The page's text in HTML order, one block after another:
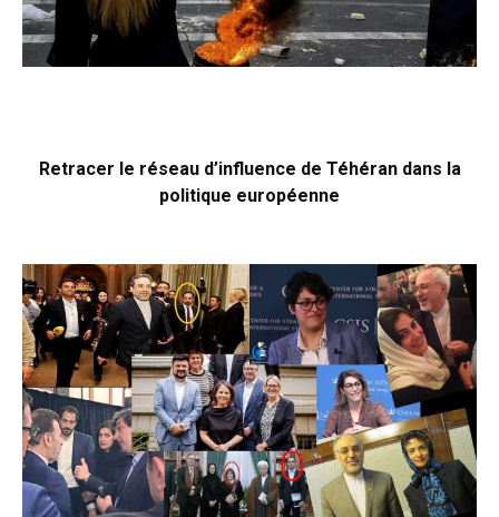
Retracer le réseau d’influence de Téhéran dans la
politique européenne